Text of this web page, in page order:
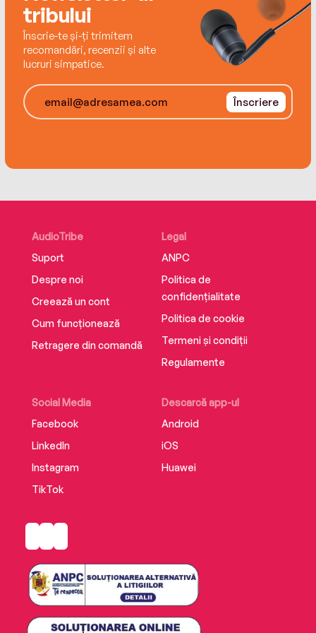
tribului
Înscrie-te și-ți trimitem
recomandări, recenzii și alte
lucruri simpatice.
Înscriere
AudioTribe
Suport
Despre noi
Creează un cont
Cum funcționează
Retragere din comandă
Social Media
Facebook
LinkedIn
Instagram
TikTok
Descarcă app-ul
Android
iOS
Huawei
Legal
ANPC
Politica de
confidențialitate
Politica de cookie
Termeni și condiții
Regulamente